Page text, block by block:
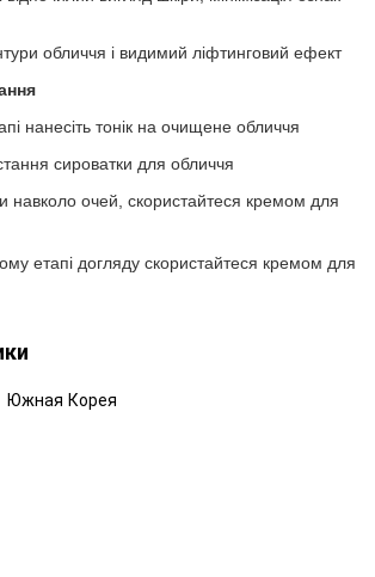
обличчя і видимий ліфтинговий ефект
нанесіть тонік на очищене обличчя
сироватки для обличчя
навколо очей, скористайтеся кремом для
етапі догляду скористайтеся кремом для
Южная Корея